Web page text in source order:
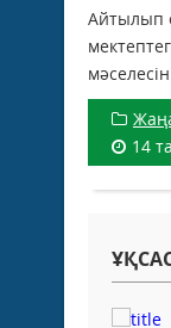
Айтылып
14